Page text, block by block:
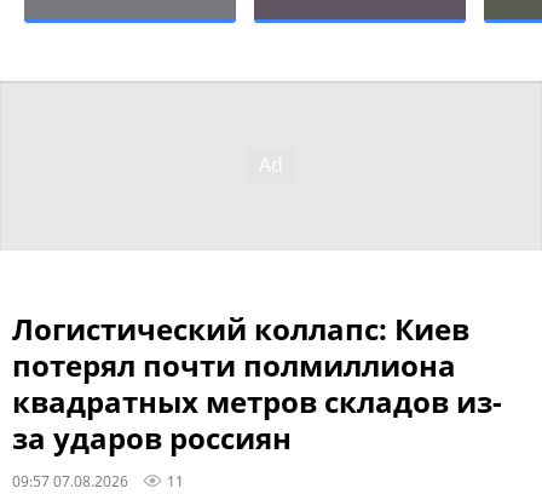
Логистический коллапс: Киев
потерял почти полмиллиона
квадратных метров складов из-
за ударов россиян
09:57 07.08.2026 11